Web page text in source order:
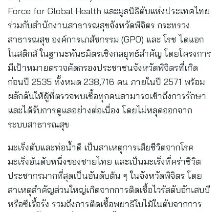
Force for Global Health และมูลนิธิตับแห่งประเทศไทย
ร่วมกับสำนักงานสาธารณสุขจังหวัดพิจิตร กระทรวง
สาธารณสุข องค์การเภสัชกรรม (GPO) และ โรช ไดแอก
โนสติกส์ ในฐานะพันธมิตรเชิงกลยุทธ์สำคัญ โดยโครงการ
มีเป้าหมายตรวจคัดกรองประชาชนจังหวัดพิจิตรที่เกิด
ก่อนปี 2535 ทั้งหมด 238,716 คน ภายในปี 2571 พร้อม
ผลักดันให้ผู้ที่ตรวจพบเชื้อทุกคนสามารถเข้าถึงการรักษา
และได้รับการดูแลอย่างต่อเนื่อง โดยไม่หลุดออกจาก
ระบบสาธารณสุข
มะเร็งตับและท่อน้ำดี เป็นสาเหตุการเสียชีวิตจากโรค
มะเร็งอันดับหนึ่งของชายไทย และเป็นมะเร็งที่คร่าชีวิต
ประชากรมากที่สุดเป็นอันดับต้น ๆ ในจังหวัดพิจิตร โดย
สาเหตุสำคัญส่วนใหญ่เกิดจากการติดเชื้อไวรัสตับอักเสบบี
หรือซีเรื้อรัง รวมถึงการติดเชื้อพยาธิใบไม้ในตับจากการ